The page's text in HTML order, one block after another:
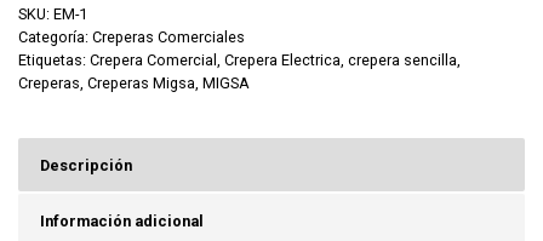
SKU: EM-1
Categoría: Creperas Comerciales
Etiquetas: Crepera Comercial , Crepera Electrica, crepera sencilla,
Creperas, Creperas Migsa, MIGSA
Descripción
Información adicional